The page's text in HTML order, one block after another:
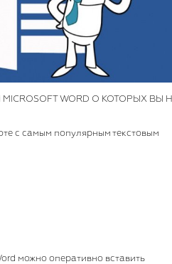
WORD О КОТОРЫХ ВЫ
с самым популярным текстовым
можно оперативно вставить